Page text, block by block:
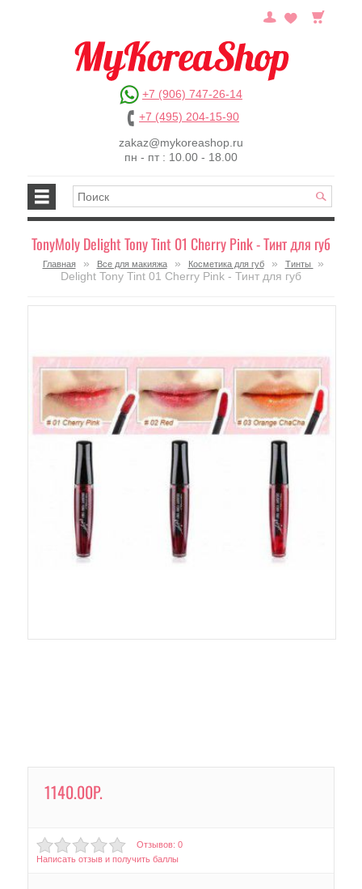
+7 (906) 747-26-14
+7 (495) 204-15-90
zakaz@mykoreashop.ru
пн - пт : 10.00 - 18.00
TonyMoly Delight Tony Tint 01 Cherry Pink - Тинт для губ
Главная » Все для макияжа » Косметика для губ » Тинты
»
Delight Tony Tint 01 Cherry Pink - Тинт для губ
1140.00Р.
Отзывов: 0
Написать отзыв и получить баллы